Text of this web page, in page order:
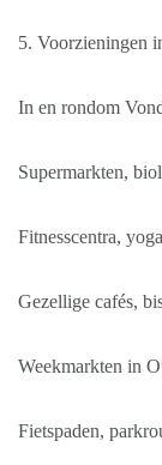
5. Voorzieningen
In en rondom
Supermarkten,
Fitnesscentra,
Gezellige cafés,
Weekmarkten in
Fietspaden,